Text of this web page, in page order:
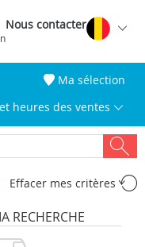
Nous contacter
Ma sélection
heures des ventes
Effacer mes critères
RECHERCHE